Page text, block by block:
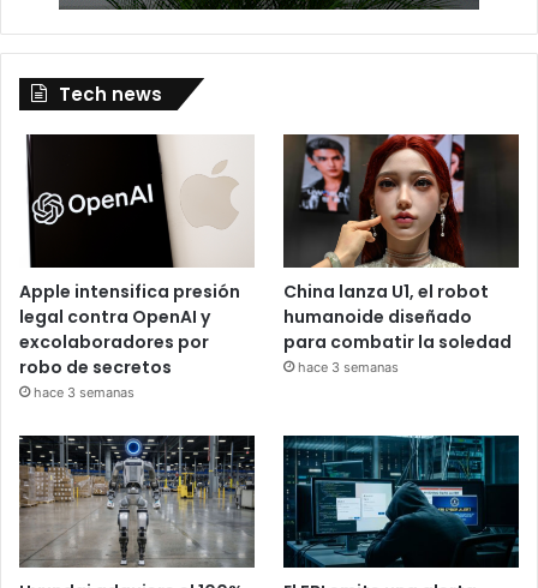
Tech news
Apple intensifica presión
legal contra OpenAI y
excolaboradores por
robo de secretos
hace 3 semanas
China lanza U1, el robot
humanoide diseñado
para combatir la soledad
hace 3 semanas